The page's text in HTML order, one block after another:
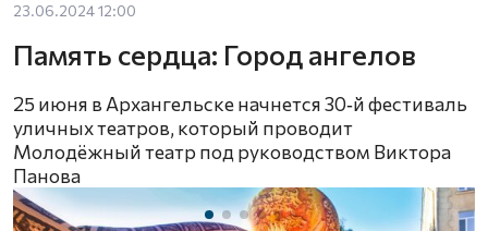
23.06.2024 12:00
Память сердца: Город ангелов
25 июня в Архангельске начнется 30‑й фестиваль
уличных театров, который проводит
Молодёжный театр под руководством Виктора
Панова